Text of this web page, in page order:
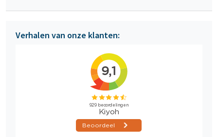
Verhalen van onze klanten: